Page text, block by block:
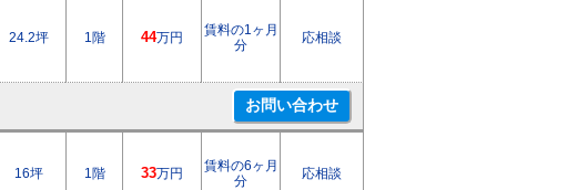
24.2坪 1階 44万円
賃料の1ヶ月
分
応相談
16坪 1階 33万円
賃料の6ヶ月
分
応相談